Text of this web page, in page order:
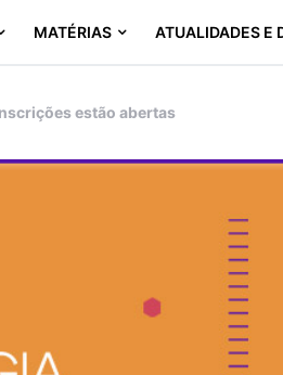
MATÉRIAS ATUALIDADES E
estão abertas